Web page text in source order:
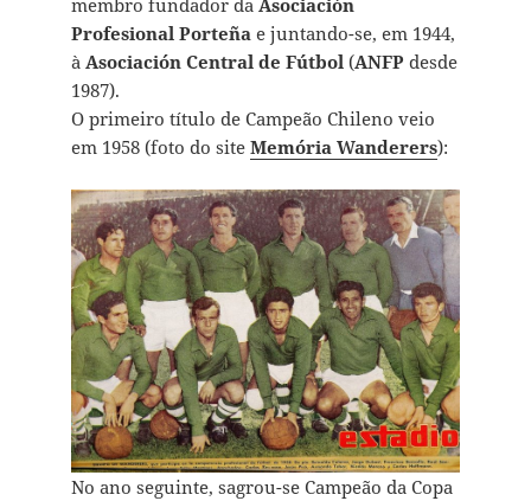
membro fundador da Asociación
Profesional Porteñae juntando-se, em 1944,
à Asociación Central de Fútbol(ANFP desde
1987).
O primeiro título de Campeão Chileno veio
em 1958 (foto do site Memória Wanderers):
No ano seguinte, sagrou-se Campeão da Copa